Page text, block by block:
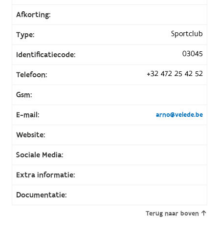
Afkorting:
Type: Sportclub
Identificatiecode: 03045
Telefoon: +32 472 25 42 52
Gsm:
E-mail: arno@velede.be
Website:
Sociale Media:
Extra informatie:
Documentatie:
Terug naar boven